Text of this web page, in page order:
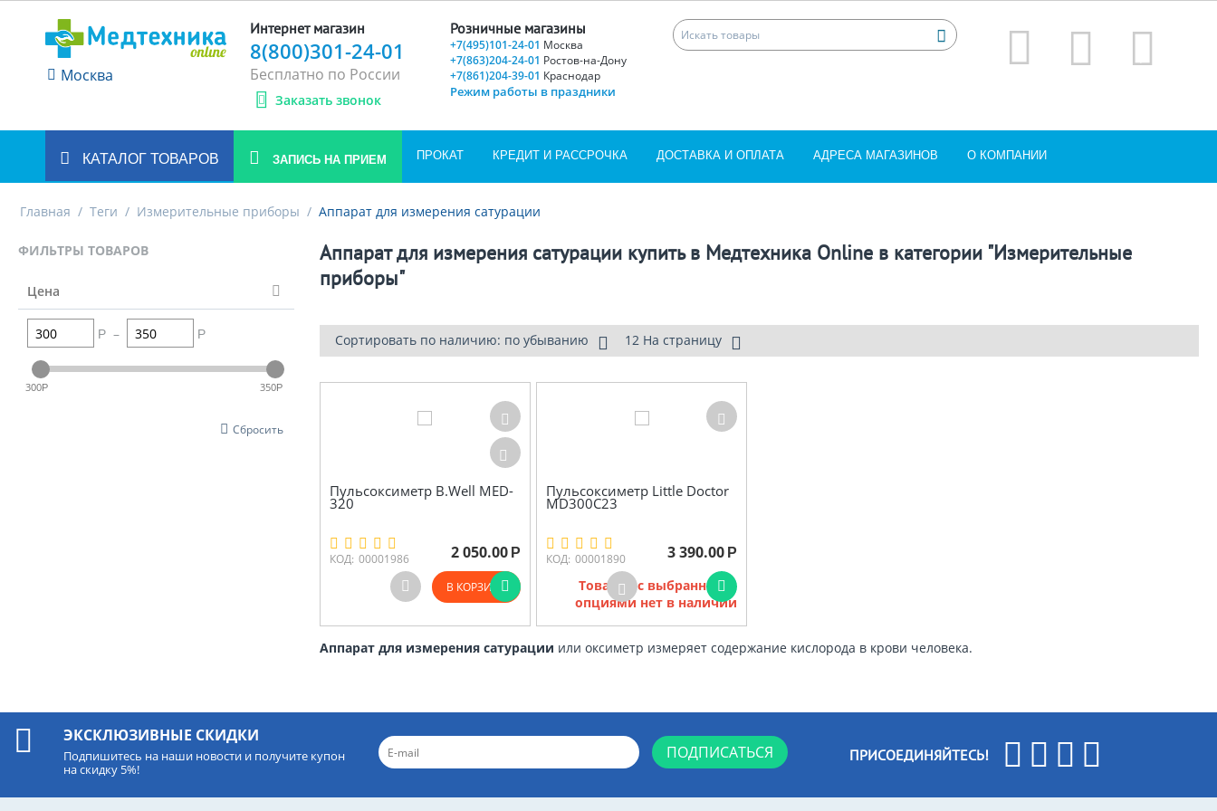
Москва
Интернет магазин
8(800)301-24-01
Бесплатно по России
Заказать звонок
Розничные магазины
+7(495)101-24-01 Москва
+7(863)204-24-01 Ростов-на-Дону
+7(861)204-39-01 Краснодар
Режим работы в праздники
КАТАЛОГ ТОВАРОВ ЗАПИСЬ НА ПРИЕМ ПРОКАТ КРЕДИТ И РАССРОЧКА ДОСТАВКА И ОПЛАТА АДРЕСА МАГАЗИНОВ О КОМПАНИИ
Главная / Теги / Измерительные приборы / Аппарат для измерения сатурации
ФИЛЬТРЫ ТОВАРОВ
Цена
Р – Р
300Р 350Р
Сбросить
Аппарат для измерения сатурации купить в Медтехника Online в категории "Измерительные
приборы"
Сортировать по наличию: по убыванию 12 На страницу
Пульсоксиметр B.Well MED-
320
КОД: 00001986 2 050.00 Р
В КОРЗИНУ
Пульсоксиметр Little Doctor
MD300C23
КОД: 00001890 3 390.00 Р
Товаров с выбранными
опциями нет в наличии
Аппарат для измерения сатурации или оксиметр измеряет содержание кислорода в крови человека.
ЭКСКЛЮЗИВНЫЕ СКИДКИ
Подпишитесь на наши новости и получите купон
на скидку 5%!
ПОДПИСАТЬСЯ ПРИСОЕДИНЯЙТЕСЬ!